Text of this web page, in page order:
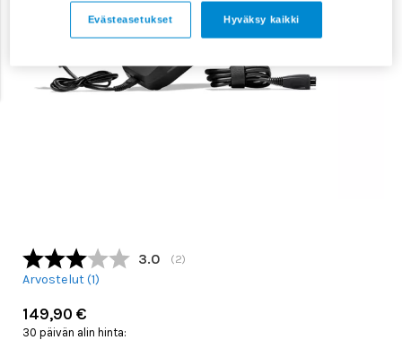
Keskimääräinen luokitus:
3.0 (äänet:
2)
Arvostelut (1)
149,90 €
30 päivän alin hinta:
Hyväksy kaikki
Evästeasetukset